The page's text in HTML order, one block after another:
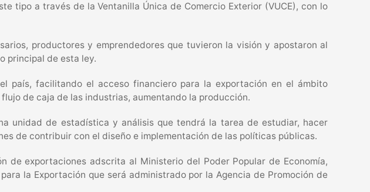
tipo a través de la Ventanilla Única de Comercio Exterior (VUCE), con lo
productores y emprendedores que tuvieron la visión y apostaron al
principal de esta ley.
país, facilitando el acceso financiero para la exportación en el ámbito
de caja de las industrias, aumentando la producción.
unidad de estadística y análisis que tendrá la tarea de estudiar, hacer
de contribuir con el diseño e implementación de las políticas públicas.
de exportaciones adscrita al Ministerio del Poder Popular de Economía,
la Exportación que será administrado por la Agencia de Promoción de